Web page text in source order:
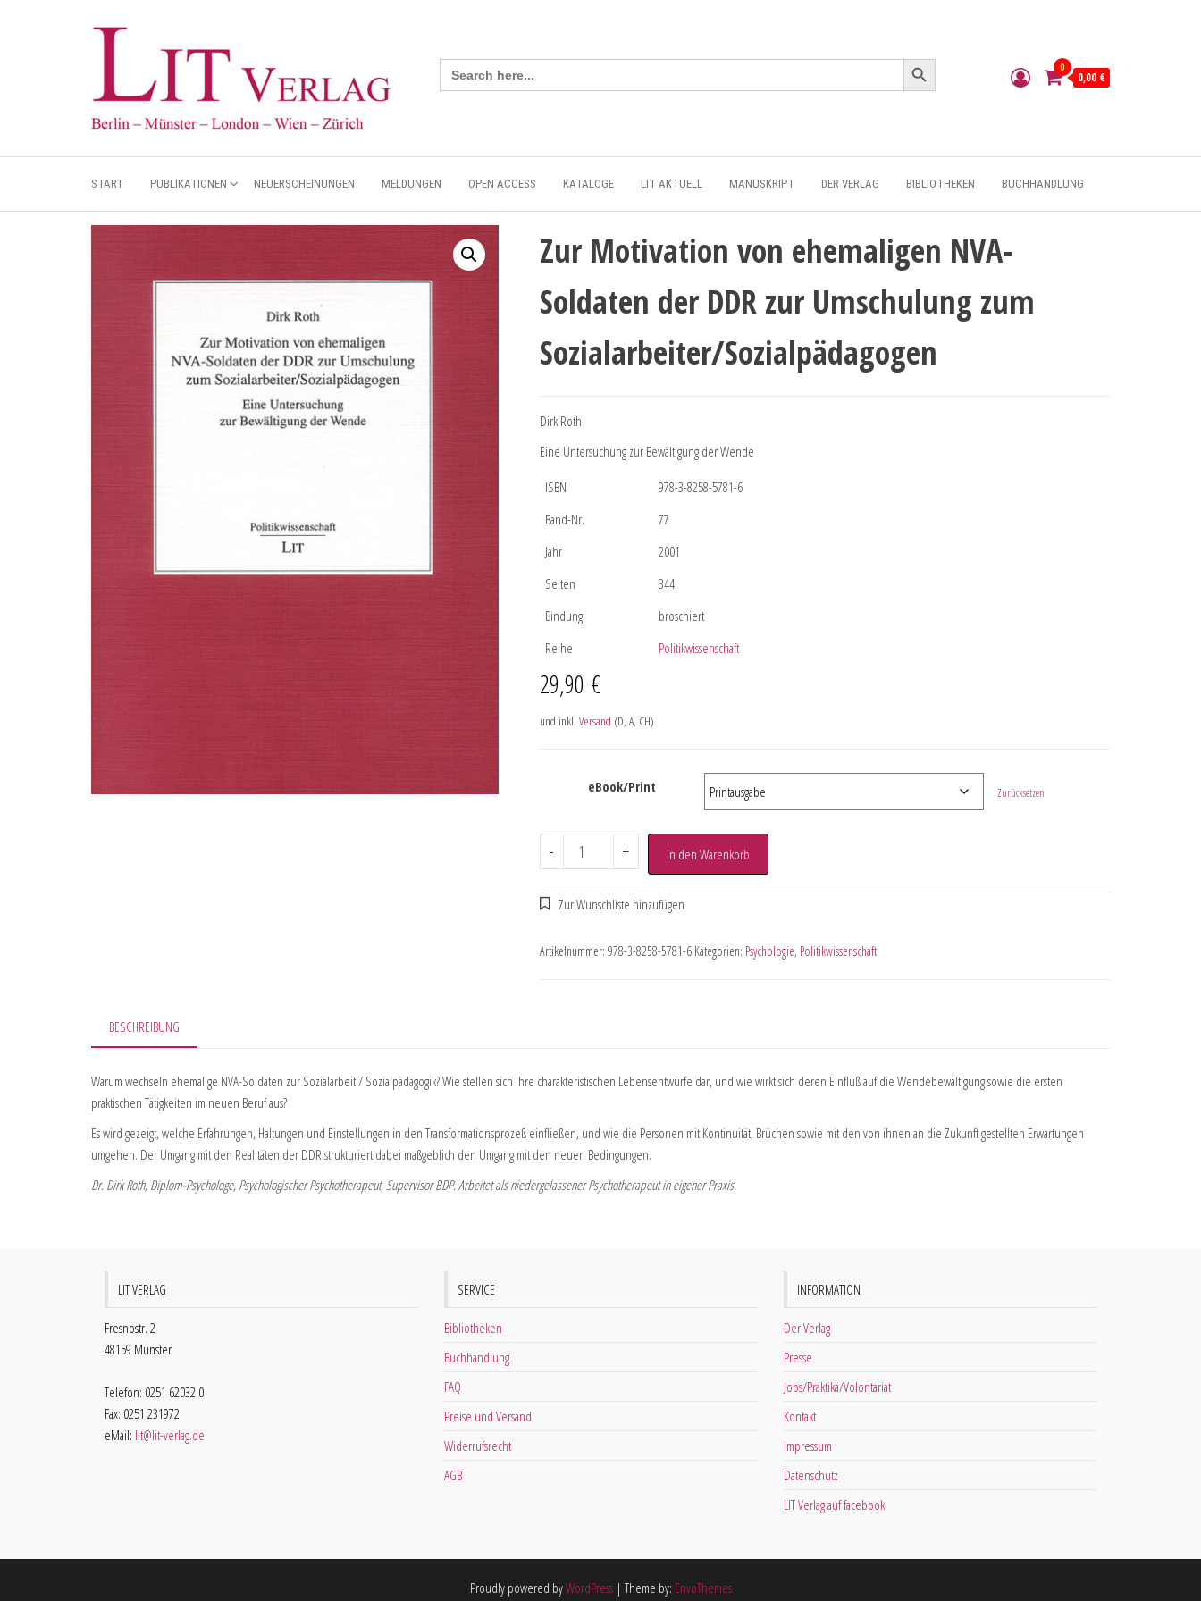
Search
for:
Search Button
0
0,00 €
START PUBLIKATIONEN NEUERSCHEINUNGEN MELDUNGEN OPEN ACCESS KATALOGE LIT AKTUELL MANUSKRIPT DER VERLAG BIBLIOTHEKEN BUCHHANDLUNG
Zur Motivation von ehemaligen NVA-
Soldaten der DDR zur Umschulung zum
Sozialarbeiter/Sozialpädagogen
Dirk Roth
Eine Untersuchung zur Bewältigung der Wende
ISBN
978-3-8258-5781-6
Band-Nr.
77
Jahr
2001
Seiten
344
Bindung
broschiert
Reihe
Politikwissenschaft
29,90 €
und inkl. Versand (D, A, CH)
eBook/Print Zurücksetzen
- + In den Warenkorb
Artikelnummer: 978-3-8258-5781-6 Kategorien: Psychologie, Politikwissenschaft
BESCHREIBUNG
Warum wechseln ehemalige NVA-Soldaten zur Sozialarbeit / Sozialpädagogik? Wie stellen sich ihre charakteristischen Lebensentwürfe dar, und wie wirkt sich deren Einfluß auf die Wendebewältigung sowie die ersten
praktischen Tätigkeiten im neuen Beruf aus?
Es wird gezeigt, welche Erfahrungen, Haltungen und Einstellungen in den Transformationsprozeß einfließen, und wie die Personen mit Kontinuität, Brüchen sowie mit den von ihnen an die Zukunft gestellten Erwartungen
umgehen. Der Umgang mit den Realitäten der DDR strukturiert dabei maßgeblich den Umgang mit den neuen Bedingungen.
Dr. Dirk Roth, Diplom-Psychologe, Psychologischer Psychotherapeut, Supervisor BDP. Arbeitet als niedergelassener Psychotherapeut in eigener Praxis.
LIT VERLAG
Fresnostr. 2
48159 Münster
Telefon: 0251 62032 0
Fax: 0251 231972
eMail: lit@lit-verlag.de
SERVICE
Bibliotheken
Buchhandlung
FAQ
Preise und Versand
Widerrufsrecht
AGB
INFORMATION
Der Verlag
Presse
Jobs/Praktika/Volontariat
Kontakt
Impressum
Datenschutz
LIT Verlag auf facebook
Proudly powered byWordPress | Theme by: EnvoThemes